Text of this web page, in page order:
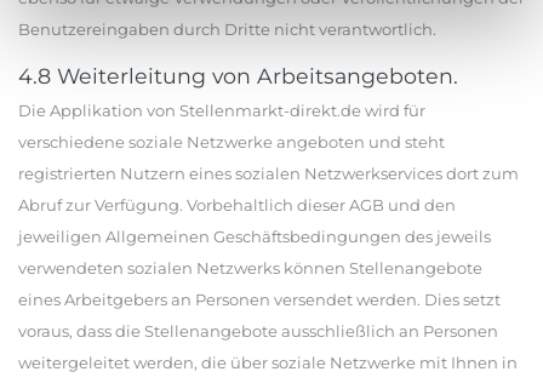
Benutzereingaben durch Dritte nicht verantwortlich.
4.8 Weiterleitung von Arbeitsangeboten.
Die Applikation von Stellenmarkt-direkt.de wird für
verschiedene soziale Netzwerke angeboten und steht
registrierten Nutzern eines sozialen Netzwerkservices dort zum
Abruf zur Verfügung. Vorbehaltlich dieser AGB und den
jeweiligen Allgemeinen Geschäftsbedingungen des jeweils
verwendeten sozialen Netzwerks können Stellenangebote
eines Arbeitgebers an Personen versendet werden. Dies setzt
voraus, dass die Stellenangebote ausschließlich an Personen
weitergeleitet werden, die über soziale Netzwerke mit Ihnen in